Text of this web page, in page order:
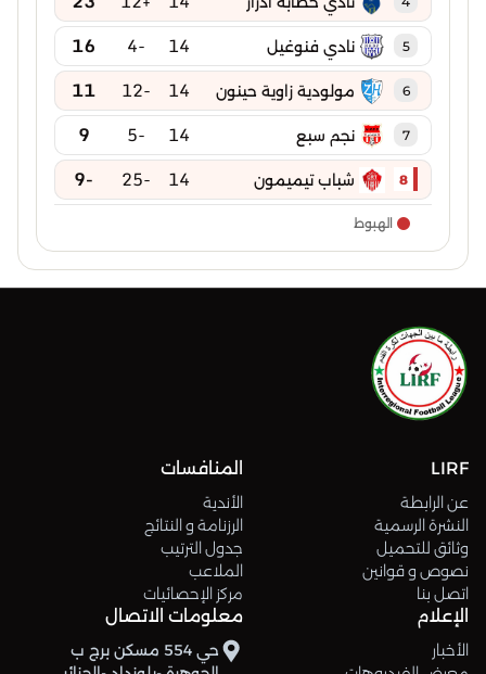
5 نادي فنوغيل 14
-4
16
6 مولودية زاوية حينون 14
-12
11
7 نجم سبع 14
-5
9
8 شباب تيميمون 14
-25
-9
الهبوط
LIRF
عن الرابطة
النشرة الرسمية
وثائق للتحميل
نصوص و قوانين
اتصل بنا
المنافسات
الأندية
الرزنامة و النتائج
جدول الترتيب
الملاعب
مركز الإحصائيات
الإعلام
الأخبار
معلومات الاتصال
حي 554 مسكن برج ب